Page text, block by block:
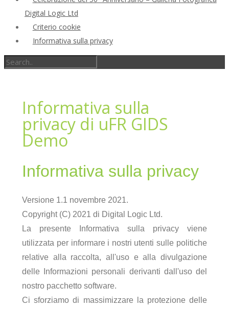
Digital Logic Ltd
Criterio cookie
Informativa sulla privacy
Informativa sulla
privacy di uFR GIDS
Demo
Informativa sulla privacy
Versione 1.1 novembre 2021.
Copyright (C) 2021 di Digital Logic Ltd.
La presente Informativa sulla privacy viene
utilizzata per informare i nostri utenti sulle politiche
relative alla raccolta, all'uso e alla divulgazione
delle Informazioni personali derivanti dall'uso del
nostro pacchetto software.
Ci sforziamo di massimizzare la protezione delle